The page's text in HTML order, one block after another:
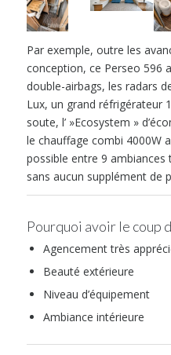
Par exemple, outre les
conception, ce Perseo 596
double-airbags, les radars
Lux, un grand réfrigérateur
soute, l’ »Ecosystem »
le chauffage combi 4000W
possible entre 9
sans aucun supplément de
Pourquoi avoir le coup
Agencement très
Beauté extérieure
Niveau d’équipement
Ambiance intérieure